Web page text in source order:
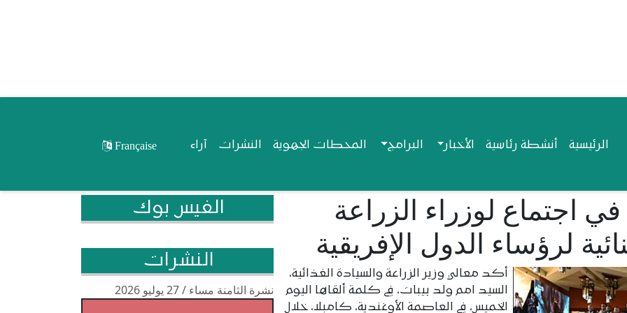
Navigationالرئيسية أنشطة رئاسية الأخبار البرامج المحطات الجهوية النشرات آراء Française
في اجتماع لوزراء الزراعة
لرؤساء الدول الإفريقية
أكد معالي وزير الزراعة والسيادة الغذائية،
السيد امم ولد بيبات، في كلمة ألقاها اليوم
الخميس، في العاصمة الأوغندية، كامبلا، خلال
الفيس بوك
النشرات
نشرة الثامنة مساء / 27 يوليو 2026